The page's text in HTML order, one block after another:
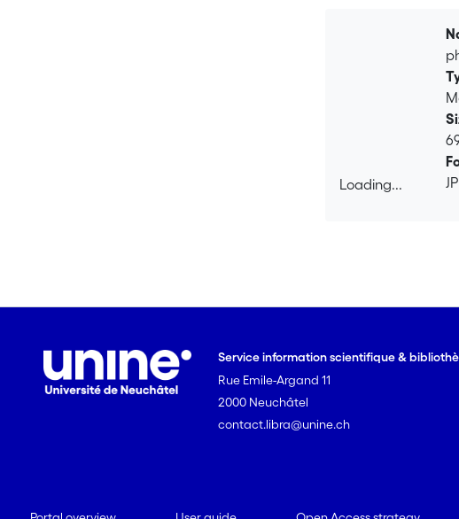
Loading...
Service information scientifique &
Rue Emile-Argand 11
2000 Neuchâtel
contact.libra@unine.ch